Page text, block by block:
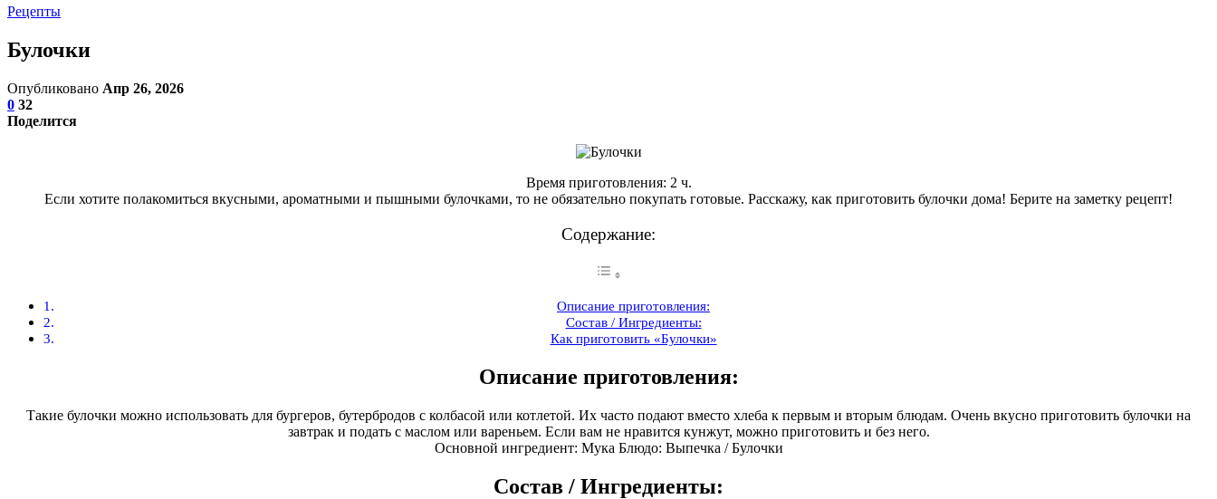
Рецепты
Булочки
Опубликовано Апр 26, 2026
0 32
Поделится
Время приготовления: 2 ч.
Если хотите полакомиться вкусными, ароматными и пышными булочками, то не обязательно покупать готовые. Расскажу, как приготовить булочки дома! Берите на заметку рецепт!
Содержание:
Описание приготовления:
Состав / Ингредиенты:
Как приготовить «Булочки»
Описание приготовления:
Такие булочки можно использовать для бургеров, бутербродов с колбасой или котлетой. Их часто подают вместо хлеба к первым и вторым блюдам. Очень вкусно приготовить булочки на
завтрак и подать с маслом или вареньем. Если вам не нравится кунжут, можно приготовить и без него.
Основной ингредиент: Мука Блюдо: Выпечка / Булочки
Состав / Ингредиенты: